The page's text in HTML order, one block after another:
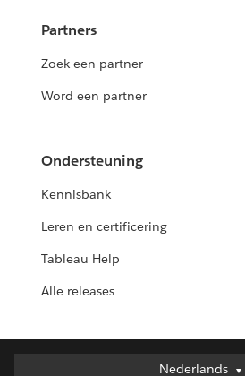
Partners
Zoek een partner
Word een partner
Ondersteuning
Kennisbank
Leren en certificering
Tableau Help
Alle releases
Nederlands
Nederlands